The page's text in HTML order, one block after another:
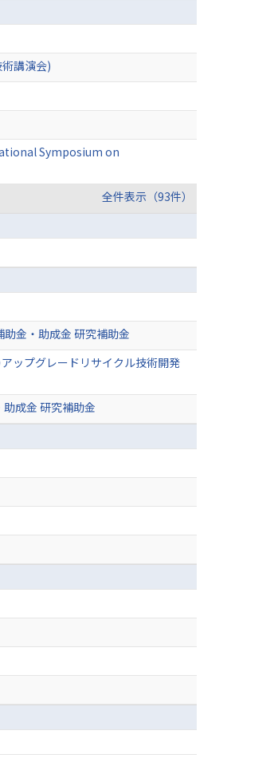
講演会)
Symposium on
全件表示（93件）
金・助成金 研究補助金
ップグレードリサイクル技術開発
成金 研究補助金